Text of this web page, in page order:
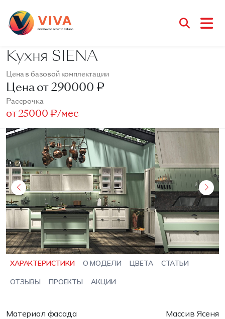
Кухня SIENA
Цена в базовой комплектации
Цена от290000 ₽
Рассрочка
от25000 ₽/мес
ХАРАКТЕРИСТИКИ О МОДЕЛИ ЦВЕТА СТАТЬИ
ОТЗЫВЫ ПРОЕКТЫ АКЦИИ
Материал фасада Массив Ясеня